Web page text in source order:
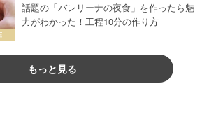
話題の「バレリーナの夜食」を作ったら魅
力がわかった！工程10分の作り方
もっと見る